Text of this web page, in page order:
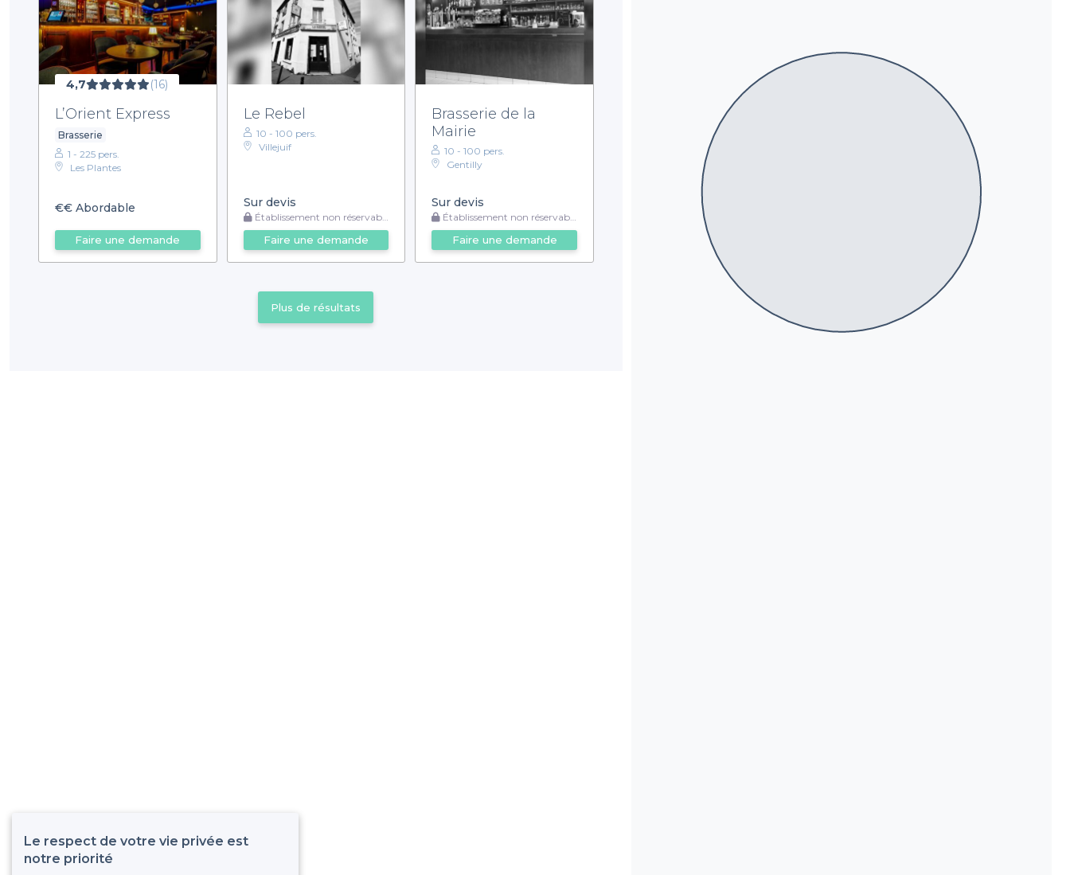
4,7 (16)
L’Orient Express
Brasserie
1 - 225 pers.
Les Plantes
€€ Abordable
Faire une demande
Le Rebel
10 - 100 pers.
Villejuif
Sur devis
Établissement non réservable
Faire une demande
Brasserie de la
Mairie
10 - 100 pers.
Gentilly
Sur devis
Établissement non réservable
Faire une demande
Plus de résultats
Le respect de votre vie privée est
notre priorité